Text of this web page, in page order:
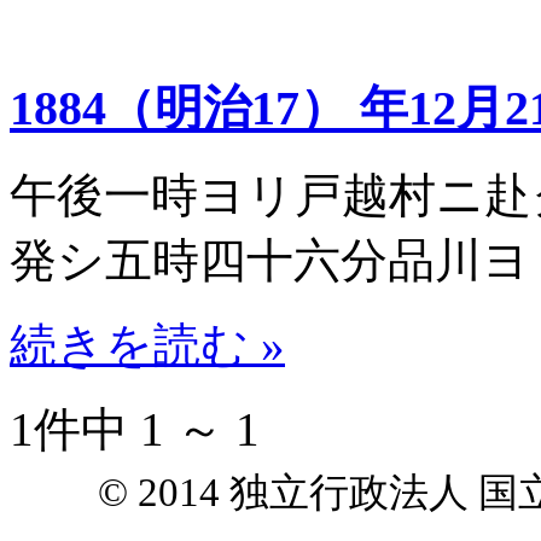
1884（明治17） 年12月
午後一時ヨリ戸越村ニ
発シ五時四十六分品川
続きを読む »
1件中 1 ～ 1
© 2014 独立行政法人 国